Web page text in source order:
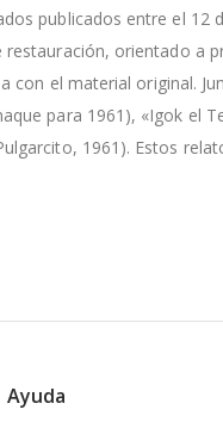
publicados entre el 12
orientado a
el material original.
para 1961), «Igok el
1961). Estos
Ayuda